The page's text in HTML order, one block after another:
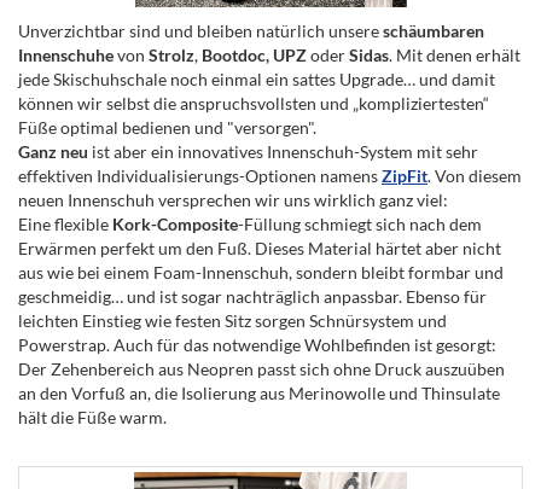
Unverzichtbar sind und bleiben natürlich unsereschäumbaren
Innenschuhevon Strolz, Bootdoc, UPZoderSidas. Mit denen erhält
jede Skischuhschale noch einmal ein sattes Upgrade… und damit
können wir selbst die anspruchsvollsten und „kompliziertesten“
Füße optimal bedienen und "versorgen".
Ganz neu ist aber ein innovatives Innenschuh-System mit sehr
effektiven Individualisierungs-Optionen namensZipFit. Von diesem
neuen Innenschuh versprechen wir uns wirklich ganz viel:
Eine flexible Kork-Composite-Füllung schmiegt sich nach dem
Erwärmen perfekt um den Fuß. Dieses Material härtet aber nicht
aus wie bei einem Foam-Innenschuh, sondern bleibt formbar und
geschmeidig… und ist sogar nachträglich anpassbar. Ebenso für
leichten Einstieg wie festen Sitz sorgen Schnürsystem und
Powerstrap. Auch für das notwendige Wohlbefinden ist gesorgt:
Der Zehenbereich aus Neopren passt sich ohne Druck auszuüben
an den Vorfuß an, die Isolierung aus Merinowolle und Thinsulate
hält die Füße warm.